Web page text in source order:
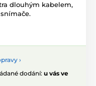
dlouhým kabelem,
›
dodání: u vás ve